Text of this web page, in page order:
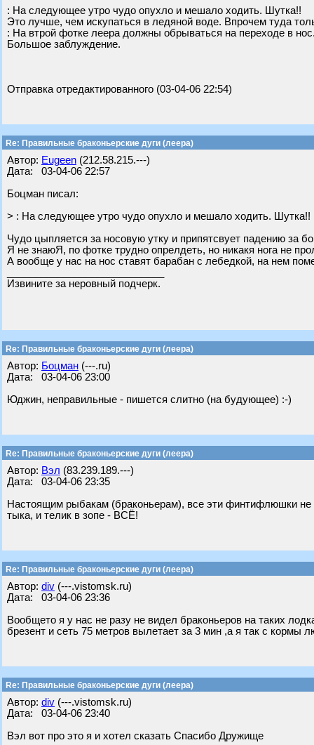
: На следующее утро чудо опухло и мешало ходить. Шутка!!
Это лучше, чем искупаться в ледяной воде. Впрочем туда
: На втрой фотке леера должны обрываться на переходе в
Большое заблуждение.
Отправка отредактированного (03-04-06 22:54)
Re: Правильные браконьерские дуги (леера)
Автор: Eugeen (212.58.215.---)
Дата: 03-04-06 22:57
Бoцман писал:
> : На следующее утро чудо опухло и мешало ходить. Шутка!!
Чудо цыпляется за носовую утку и припятсвует падению за
Я не знаюЯ, по фотке трудно опрелдеть, но никакя нога не
А вообще у нас на нос ставят барабан с лебедкой, на нем
Извините за неровный подчерк.
Re: Правильные браконьерские дуги (леера)
Автор: Бoцман (---.ru)
Дата: 03-04-06 23:00
Юджин, неправильные - пишется слитно (на будующее) :-)
Re: Правильные браконьерские дуги (леера)
Автор: Вэл (83.239.189.---)
Дата: 03-04-06 23:35
Настоящим рыбакам (браконьерам), все эти финтифлюшки
тыка, и телик в зопе - ВСЁ!
Re: Правильные браконьерские дуги (леера)
Автор: div (---.vistomsk.ru)
Дата: 03-04-06 23:36
Вообщето я у нас не разу не видел браконьеров на таких
брезент и сеть 75 метров вылетает за 3 мин ,а я так с кормы
Re: Правильные браконьерские дуги (леера)
Автор: div (---.vistomsk.ru)
Дата: 03-04-06 23:40
Вэл вот про это я и хотел сказать Спасибо Дружище